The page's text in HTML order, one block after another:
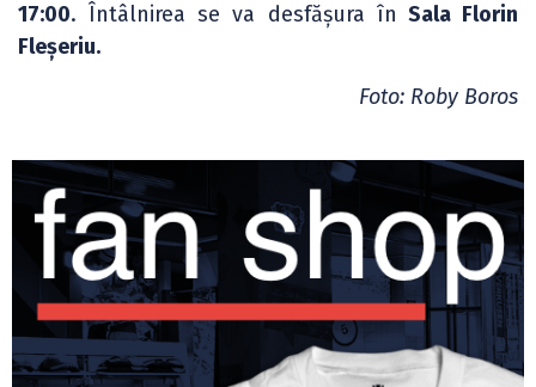
17:00. Întâlnirea se va desfășura în Sala Florin
Fleșeriu.
Foto: Roby Boros